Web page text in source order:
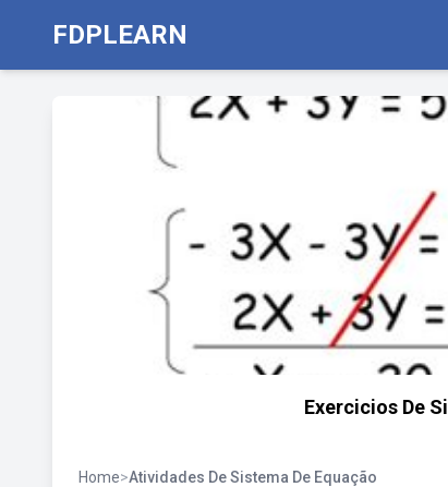
FDPLEARN
Exercicios De
Home>Atividades De Sistema De Equação